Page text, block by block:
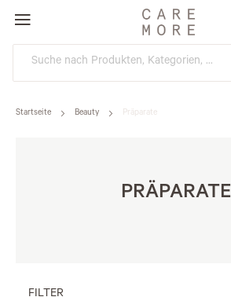
Direkt
zum
Inhalt
Startseite Beauty Präparate
PRÄPARATE